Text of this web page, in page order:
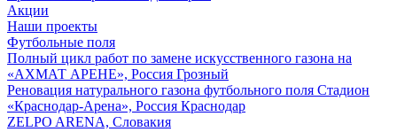
Акции
Наши проекты
Футбольные поля
Полный цикл работ по замене искусственного газона на
«АХМАТ АРЕНЕ», Россия Грозный
Реновация натурального газона футбольного поля Стадион
«Краснодар-Арена», Россия Краснодар
ZELPO ARENA, Словакия